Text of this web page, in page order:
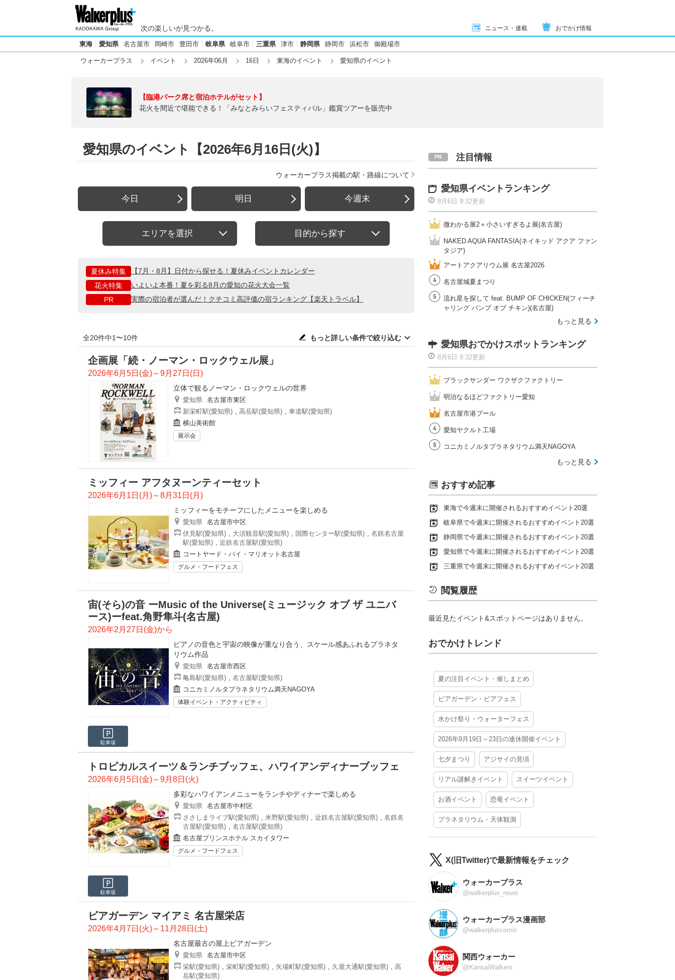
次の楽しいが見つかる。 ニュース・連載 おでかけ情報
東海 愛知県 名古屋市 岡崎市 豊田市 岐阜県 岐阜市 三重県 津市 静岡県 静岡市 浜松市 御殿場市
ウォーカープラス イベント 2026年06月 16日 東海のイベント 愛知県のイベント
【臨港パーク席と宿泊ホテルがセット】
花火を間近で堪能できる！「みなとみらいフェスティバル」鑑賞ツアーを販売中
愛知県のイベント【2026年6月16日(火)】
ウォーカープラス掲載の駅・路線について
今日 明日 今週末
エリアを選択 目的から探す
夏休み特集
【7月・8月】日付から探せる！夏休みイベントカレンダー
花火特集
いよいよ本番！夏を彩る8月の愛知の花火大会一覧
PR
実際の宿泊者が選んだ！クチコミ高評価の宿ランキング【楽天トラベル】
全20件中1〜10件 もっと詳しい条件で絞り込む
企画展「続・ノーマン・ロックウェル展」
2026年6月5日(金)～9月27日(日)
立体で観るノーマン・ロックウェルの世界
愛知県 名古屋市東区
新栄町駅(愛知県) , 高岳駅(愛知県) , 車道駅(愛知県)
横山美術館
展示会
ミッフィー アフタヌーンティーセット
2026年6月1日(月)～8月31日(月)
ミッフィーをモチーフにしたメニューを楽しめる
愛知県 名古屋市中区
伏見駅(愛知県) , 大須観音駅(愛知県) , 国際センター駅(愛知県) , 名鉄名古屋
駅(愛知県) , 近鉄名古屋駅(愛知県)
コートヤード・バイ・マリオット名古屋
グルメ・フードフェス
宙(そら)の音 ーMusic of the Universe(ミュージック オブ ザ ユニバ
ース)ーfeat.角野隼斗(名古屋)
2026年2月27日(金)から
ピアノの音色と宇宙の映像が重なり合う、スケール感あふれるプラネタ
リウム作品
愛知県 名古屋市西区
亀島駅(愛知県) , 名古屋駅(愛知県)
コニカミノルタプラネタリウム満天NAGOYA
体験イベント・アクティビティ
駐車場
トロピカルスイーツ＆ランチブッフェ、ハワイアンディナーブッフェ
2026年6月5日(金)～9月8日(火)
多彩なハワイアンメニューをランチやディナーで楽しめる
愛知県 名古屋市中村区
ささしまライブ駅(愛知県) , 米野駅(愛知県) , 近鉄名古屋駅(愛知県) , 名鉄名
古屋駅(愛知県) , 名古屋駅(愛知県)
名古屋プリンスホテル スカイタワー
グルメ・フードフェス
駐車場
ビアガーデン マイアミ 名古屋栄店
2026年4月7日(火)～11月28日(土)
名古屋最古の屋上ビアガーデン
愛知県 名古屋市中区
栄駅(愛知県) , 栄町駅(愛知県) , 矢場町駅(愛知県) , 久屋大通駅(愛知県) , 高
岳駅(愛知県)
注目情報
愛知県イベントランキング
8月6日 9:32更新
微わかる展2＋小さいすぎるよ展(名古屋)
NAKED AQUA FANTASIA(ネイキッド アクア ファン
タジア)
アートアクアリウム展 名古屋2026
名古屋城夏まつり
流れ星を探して feat. BUMP OF CHICKEN(フィーチ
ャリング バンプ オブ チキン)(名古屋)
もっと見る
愛知県おでかけスポットランキング
8月6日 9:32更新
ブラックサンダー ワクザクファクトリー
明治なるほどファクトリー愛知
名古屋市港プール
愛知ヤクルト工場
コニカミノルタプラネタリウム満天NAGOYA
もっと見る
おすすめ記事
東海で今週末に開催されるおすすめイベント20選
岐阜県で今週末に開催されるおすすめイベント20選
静岡県で今週末に開催されるおすすめイベント20選
愛知県で今週末に開催されるおすすめイベント20選
三重県で今週末に開催されるおすすめイベント20選
閲覧履歴
最近見たイベント&スポットページはありません。
おでかけトレンド
夏の注目イベント・催しまとめ
ビアガーデン・ビアフェス
水かけ祭り・ウォーターフェス
2026年9月19日～23日の連休開催イベント
七夕まつり アジサイの見頃
リアル謎解きイベント スイーツイベント
お酒イベント 恐竜イベント
プラネタリウム・天体観測
X(旧Twitter)で最新情報をチェック
ウォーカープラス
@walkerplus_news
ウォーカープラス漫画部
@walkerpluscomic
関西ウォーカー
@KansaiWalkers